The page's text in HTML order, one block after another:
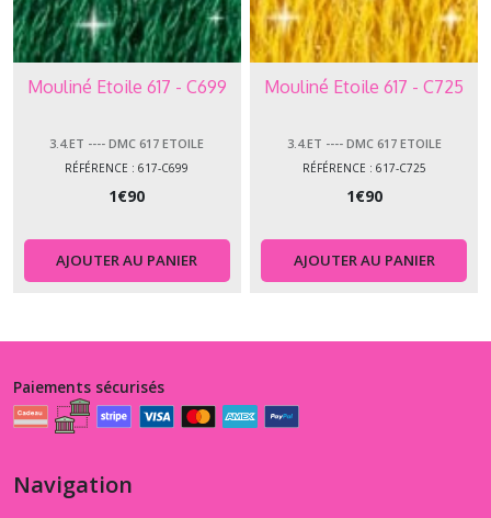
Mouliné Etoile 617 - C699
3.4.ET ---- DMC 617 ETOILE
RÉFÉRENCE : 617-C699
1€90
AJOUTER AU PANIER
Mouliné Etoile 617 - C725
3.4.ET ---- DMC 617 ETOILE
RÉFÉRENCE : 617-C725
1€90
AJOUTER AU PANIER
Paiements sécurisés
Navigation